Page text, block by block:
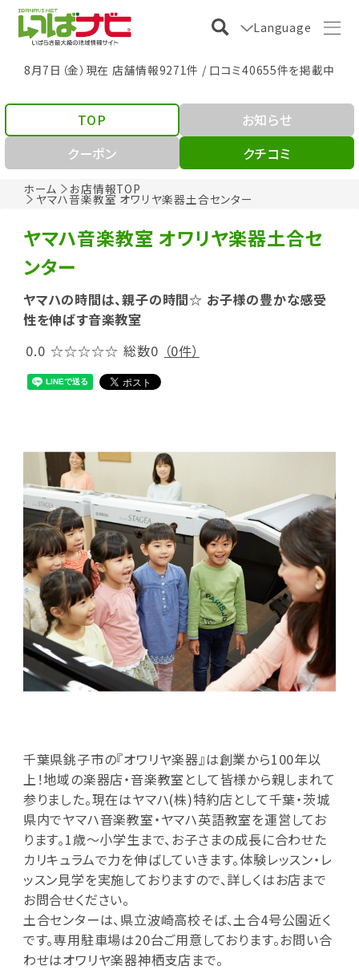
Language
8月7日（金）現在 店舗情報9271件 / 口コミ40655件を掲載中
ホーム お店情報TOP
ヤマハ音楽教室 オワリヤ楽器土合センター
TOP
お知らせ
クーポン
クチコミ
ヤマハ音楽教室 オワリヤ楽器土合セ
ンター
ヤマハの時間は、親子の時間☆ お子様の豊かな感受
性を伸ばす音楽教室
0.0 ☆☆☆☆☆ 総数0 （0件）
千葉県銚子市の『オワリヤ楽器』は創業から100年以
上！地域の楽器店・音楽教室として皆様から親しまれて
参りました。現在はヤマハ(株)特約店として千葉・茨城
県内でヤマハ音楽教室・ヤマハ英語教室を運営してお
ります。1歳～小学生まで、お子さまの成長に合わせた
カリキュラムで力を伸ばしていきます。体験レッスン・レ
ッスン見学を実施しておりますので、詳しくはお店まで
お問合せください。
土合センターは、県立波崎高校そば、土合4号公園近く
です。専用駐車場は20台ご用意しております。お問い合
わせはオワリヤ楽器神栖支店まで。